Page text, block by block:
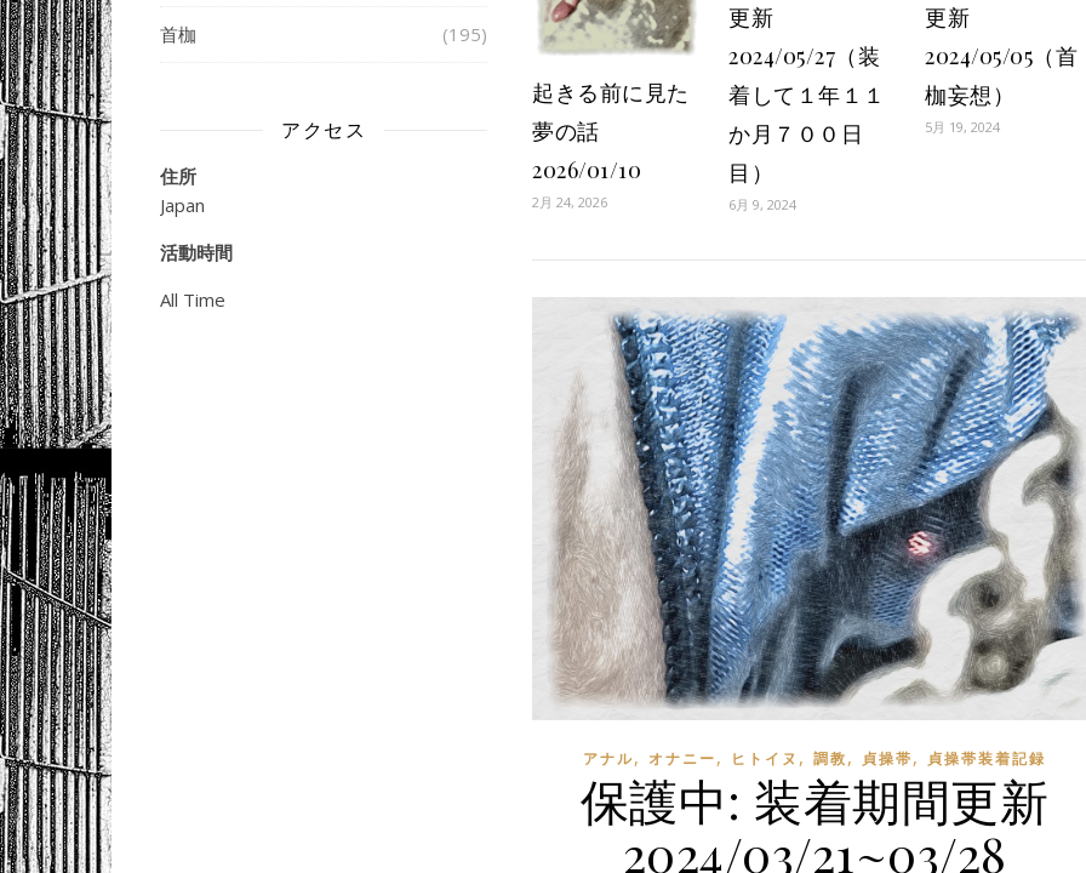
首枷 (195)
アクセス
住所
Japan
活動時間
All Time
起きる前に見た
夢の話
2026/01/10
2月 24, 2026
更新
2024/05/27（装
着して１年１１
か月７００日
目）
6月 9, 2024
更新
2024/05/05（首
枷妄想）
5月 19, 2024
アナル, オナニー, ヒトイヌ , 調教, 貞操帯, 貞操帯装着記録
保護中: 装着期間更新
2024/03/21~03/28